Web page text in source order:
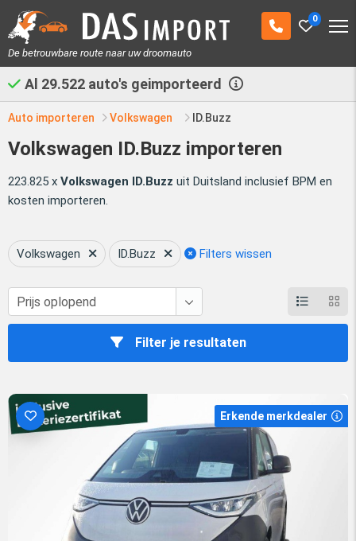
0
De betrouwbare route naar uw droomauto
Al 29.522 auto's geimporteerd
Auto importeren Volkswagen ID.Buzz
Volkswagen ID.Buzz importeren
223.825 x Volkswagen ID.Buzz uit Duitsland inclusief BPM en
kosten importeren.
Volkswagen ID.Buzz Filters wissen
Filter je resultaten
Erkende merkdealer